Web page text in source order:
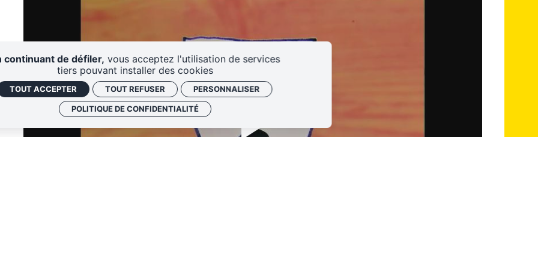
continuant de défiler, vous acceptez l'utilisation de services
tiers pouvant installer des cookies
TOUT ACCEPTER TOUT REFUSER PERSONNALISER
POLITIQUE DE CONFIDENTIALITÉ